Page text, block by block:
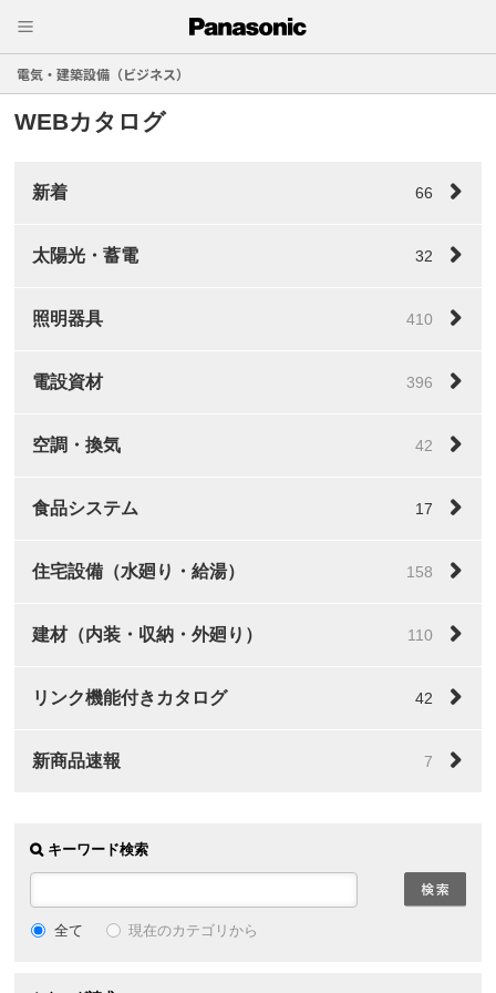
電気・建築設備（ビジネス）
WEBカタログ
新着 66
太陽光・蓄電 32
照明器具 410
電設資材 396
空調・換気 42
食品システム 17
住宅設備（水廻り・給湯） 158
建材（内装・収納・外廻り） 110
リンク機能付きカタログ 42
新商品速報 7
キーワード検索
全て 現在のカテゴリから